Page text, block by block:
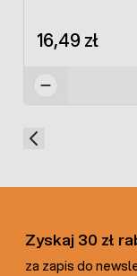
16,49 zł
Zyskaj 30 zł
za zapis do